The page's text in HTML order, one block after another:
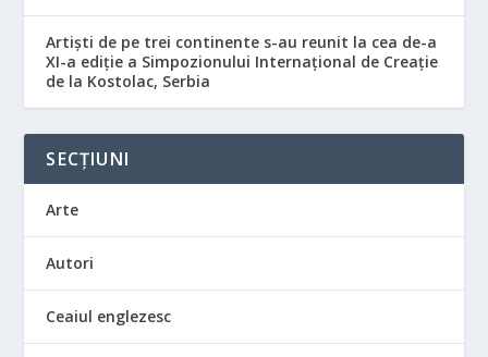
Artiști de pe trei continente s-au reunit la cea de-a
XI-a ediție a Simpozionului Internațional de Creație
de la Kostolac, Serbia
SECȚIUNI
Arte
Autori
Ceaiul englezesc